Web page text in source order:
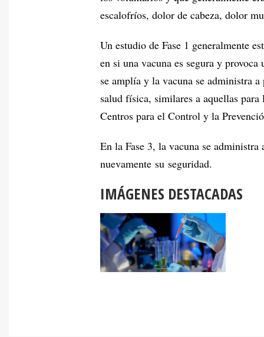
escalofríos, dolor de cabeza, dolor
Un estudio de Fase 1 generalmente
en si una vacuna es segura y
se amplía y la vacuna se administra
salud física, similares a aquellas para
Centros para el Control y la
En la Fase 3, la vacuna se
nuevamente su seguridad.
IMÁGENES DESTACADAS